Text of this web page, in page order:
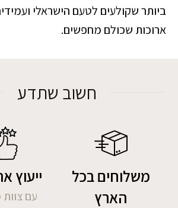
ביותר שקולעים לטעם הישראלי
ארוכות שכולם מחפשים.
חשוב שתדע
משלוחים בכל
הארץ
ייעוץ
עם צוות